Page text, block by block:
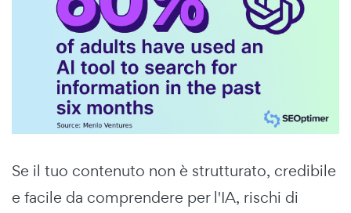
Se il tuo contenuto non è strutturato, credibile
e facile da comprendere per l'IA, rischi di